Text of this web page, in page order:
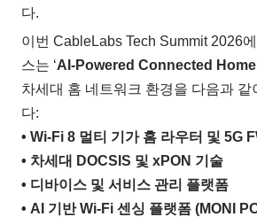
다.
이번 CableLabs Tech Summit 2026
스는 ‘AI-Powered Connected Home
차세대 홈 네트워크 환경을 다음과 같
다:
• Wi-Fi 8 멀티 기가 홈 라우터 및 5G
• 차세대 DOCSIS 및 xPON 기술
• 디바이스 및 서비스 관리 플랫폼
• AI 기반 Wi-Fi 센싱 플랫폼 (MONI